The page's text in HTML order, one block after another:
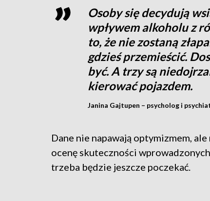
Osoby się decydują
wpływem alkoholu z
to, że nie zostaną
gdzieś przemieścić.
być. A trzy są
kierować pojazdem.
Janina Gajtupen – psycholog i
Dane nie napawają optymizmem, ale
ocenę skuteczności
trzeba będzie jeszcze poczekać.